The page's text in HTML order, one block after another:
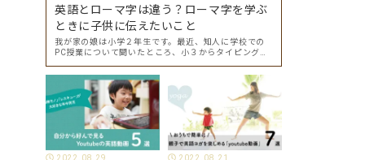
英語とローマ字は違う？ローマ字を学ぶ
ときに子供に伝えたいこと
我が家の娘は小学２年生です。最近、知人に学校での
PC授業について聞いたところ、小３からタイピングを
よ、ということでした。 その話を聞いた娘は「私もや
ってみたい」ということでタイピングを始めたので…
2022.08.29 2022.08.21